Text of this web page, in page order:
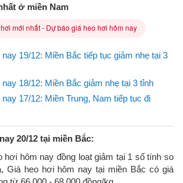
ở miền Nam
mới nhất - Dự báo giá heo hơi hôm nay
19/12: Miền Bắc tiếp tục giảm nhẹ tại 3
18/12: Miền Bắc giảm nhẹ tại 3 tỉnh
17/12: Miền Trung, Nam tiếp tục đi
20/12 tại miền Bắc:
hơi hôm nay đồng loạt giảm tại 1 số tính so
Giá heo hơi hôm nay tại miền Bắc có giá